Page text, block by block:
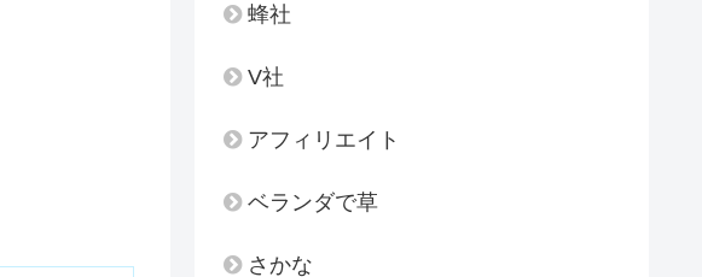
蜂社
V社
アフィリエイト
ベランダで草
さかな